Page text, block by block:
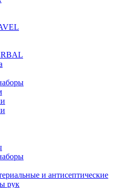
и антисептические
рук